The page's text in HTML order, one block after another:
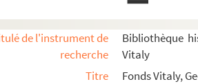
de l'instrument de
recherche
Bibliothèque
Vitaly
Titre
Fonds Vitaly,